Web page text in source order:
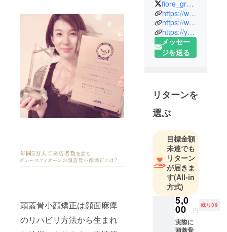
頭蓋骨小顔矯正は顔面麻痺
のリハビリ方法から生まれ
のない気持
ちの良い、
頭蓋骨小顔
矯正専門サ
ロン
す♪
fiore_grace
https://www.youtube.com/watch?v=WrzOP4IlAkE&t=160s
https://www.youtube.com/watch?v=jPYBnz14fsI&t=3s
https://youtu.be/1NCMEQ2zdM8
メッセー
ジを送る
リターンを
選ぶ
目標金額
未達でも
リターン
が届きま
す(All-in
方式)
5,0
00 円
残り39
実際に
頭蓋骨